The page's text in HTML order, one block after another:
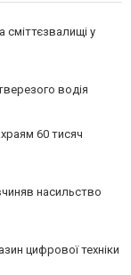
у
водія
60 тисяч
насильство
цифрової техніки